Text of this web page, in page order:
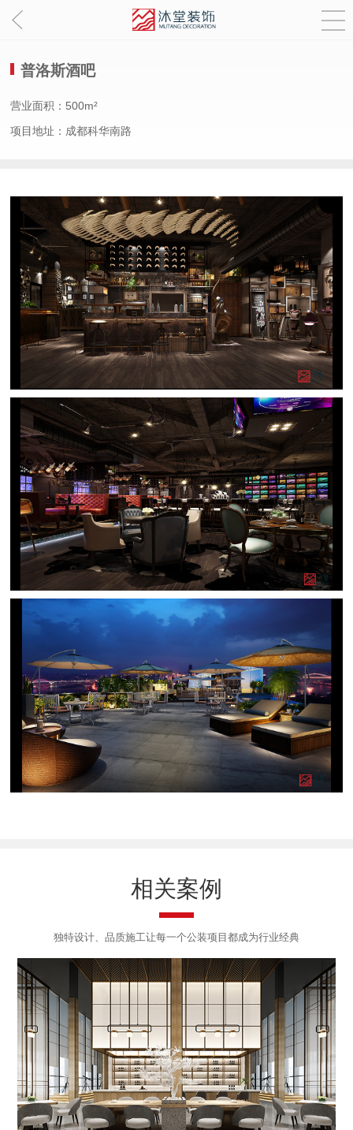
普洛斯酒吧
营业面积：500m²
项目地址：成都科华南路
相关案例
独特设计、品质施工让每一个公装项目都成为行业经典